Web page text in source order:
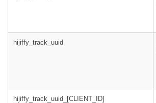
hijiffy_track_uuid
hijiffy_track_uuid_[CLIENT_ID]